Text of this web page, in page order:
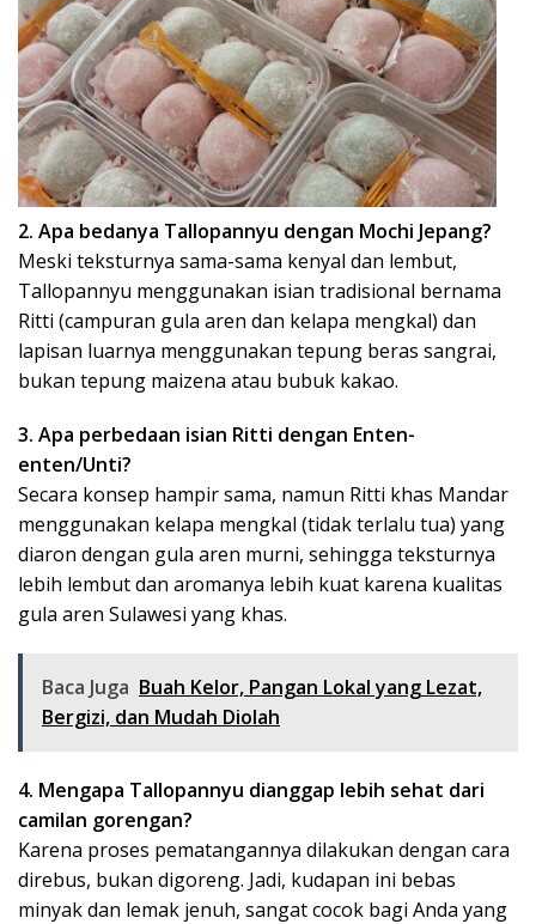
2. Apa bedanya Tallopannyu dengan Mochi Jepang?
Meski teksturnya sama-sama kenyal dan lembut,
Tallopannyu menggunakan isian tradisional bernama
Ritti (campuran gula aren dan kelapa mengkal) dan
lapisan luarnya menggunakan tepung beras sangrai,
bukan tepung maizena atau bubuk kakao.
3. Apa perbedaan isian Ritti dengan Enten-
enten/Unti?
Secara konsep hampir sama, namun Ritti khas Mandar
menggunakan kelapa mengkal (tidak terlalu tua) yang
diaron dengan gula aren murni, sehingga teksturnya
lebih lembut dan aromanya lebih kuat karena kualitas
gula aren Sulawesi yang khas.
Baca Juga Buah Kelor, Pangan Lokal yang Lezat,
Bergizi, dan Mudah Diolah
4. Mengapa Tallopannyu dianggap lebih sehat dari
camilan gorengan?
Karena proses pematangannya dilakukan dengan cara
direbus, bukan digoreng. Jadi, kudapan ini bebas
minyak dan lemak jenuh, sangat cocok bagi Anda yang